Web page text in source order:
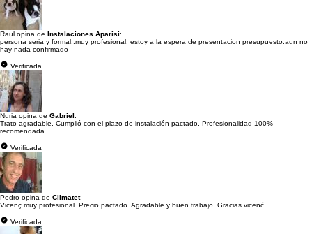
Raul opina de Instalaciones Aparisi:
persona seria y formal..muy profesional. estoy a la espera de presentacion presupuesto.aun no
hay nada confirmado
Verificada
Nuria opina de Gabriel:
Trato agradable. Cumplió con el plazo de instalación pactado. Profesionalidad 100%
recomendada.
Verificada
Pedro opina de Climatet:
Vicenç muy profesional. Precio pactado. Agradable y buen trabajo. Gracias vicenć
Verificada